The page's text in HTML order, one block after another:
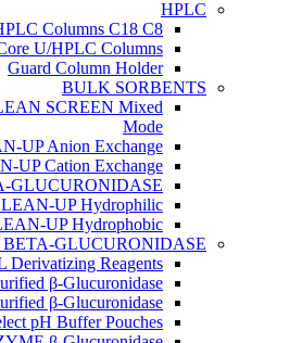
HPLC
Columns C18 C8
U/HPLC Columns
Guard Column Holder
BULK SORBENTS
SCREEN Mixed
Mode
UP Anion Exchange
UP Cation Exchange
GLUCURONIDASE
UP Hydrophilic
UP Hydrophobic
GLUCURONIDASE
Derivatizing Reagents
β-Glucuronidase
β-Glucuronidase
pH Buffer Pouches